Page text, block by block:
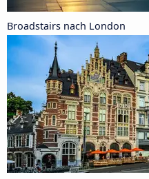
Broadstairs nach London